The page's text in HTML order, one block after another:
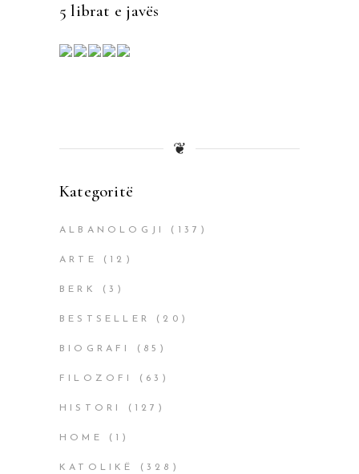
5 librat e javës
❦
Kategoritë
ALBANOLOGJI (137)
ARTE (12)
BERK (3)
BESTSELLER (20)
BIOGRAFI (85)
FILOZOFI (63)
HISTORI (127)
HOME (1)
KATOLIKË (328)